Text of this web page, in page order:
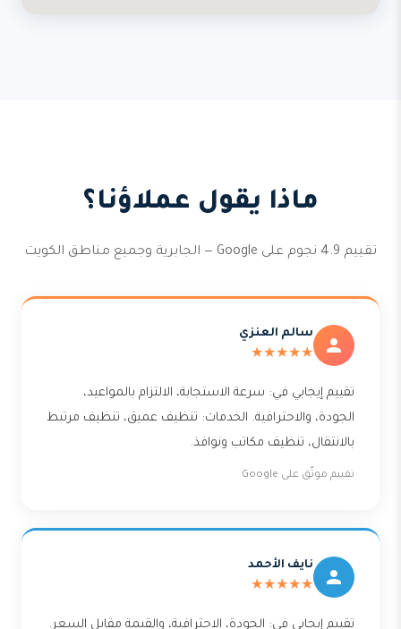
ماذا يقول عملاؤنا؟
تقييم 4.9 نجوم على Google — الجابرية وجميع مناطق الكويت
سالم العنزي
★★★★★
تقييم إيجابي في: سرعة الاستجابة، الالتزام بالمواعيد،
الجودة، والاحترافية. الخدمات: تنظيف عميق، تنظيف مرتبط
بالانتقال، تنظيف مكاتب ونوافذ.
تقييم موثّق على Google
نايف الأحمد
★★★★★
تقييم إيجابي في: الجودة، الاحترافية، والقيمة مقابل السعر.